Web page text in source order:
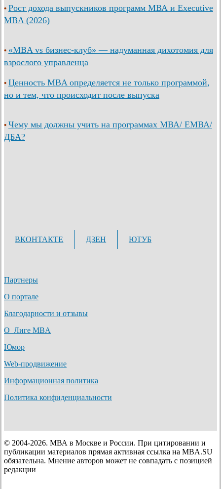
• Рост дохода выпускников программ МВА и Executive
MBA (2026)
• «MBA vs бизнес-клуб» — надуманная дихотомия для
взрослого управленца
• Ценность MBA определяется не только программой,
но и тем, что происходит после выпуска
• Чему мы должны учить на программах МВА/ ЕМВА/
ДБА?
ВКОНТАКТЕ ДЗЕН ЮТУБ
Партнеры
О портале
Благодарности и отзывы
О Лиге MBA
Юмор
Web-продвижение
Информационная политика
Политика конфиденциальности
© 2004-2026. МВА в Москве и России. При цитировании и
публикации материалов прямая активная ссылка на MBA.SU
обязательна. Мнение авторов может не совпадать с позицией
редакции